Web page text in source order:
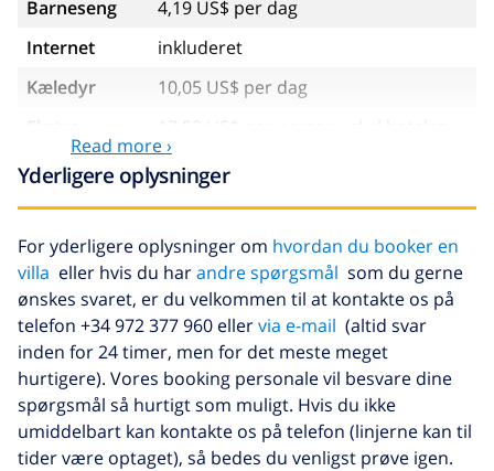
Barneseng
4,19 US$ per dag
Internet
inkluderet
Kæledyr
10,05 US$ per dag
sengetøj
ved ankomsten
Ekstra
håndklæder
8,80 US$ per person , skal betales
ved ankomsten
Sen checkout
113,75 US$
Ekstra
rengøring
baseret på energiforbruget
(52,77 US$/HOUR)
Afbestillings
fond:
4.80% af det samlede beløb
Read more ›
Yderligere oplysninger
For yderligere oplysninger om hvordan du booker en
villa eller hvis du harandre spørgsmål som du gerne
ønskes svaret, er du velkommen til at kontakte os på
telefon +34 972 377 960 ellervia e-mail (altid svar
inden for 24 timer, men for det meste meget
hurtigere). Vores booking personale vil besvare dine
spørgsmål så hurtigt som muligt. Hvis du ikke
umiddelbart kan kontakte os på telefon (linjerne kan til
tider være optaget), så bedes du venligst prøve igen.